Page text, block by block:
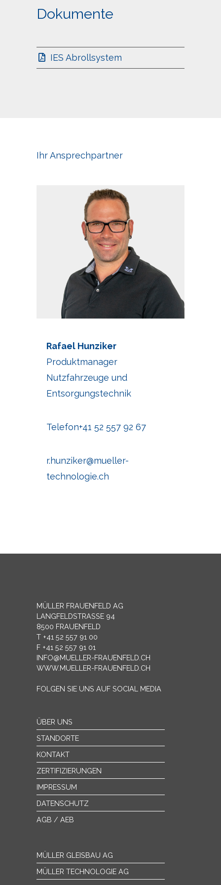
Dokumente
IES Abrollsystem
Ihr Ansprechpartner
Rafael Hunziker
Produktmanager
Nutzfahrzeuge und
Entsorgungstechnik
Telefon+41 52 557 92 67
r.hunziker@mueller-
technologie.ch
MÜLLER FRAUENFELD AG
LANGFELDSTRASSE 94
8500 FRAUENFELD
T +41 52 557 91 00
F +41 52 557 91 01
INFO@MUELLER-FRAUENFELD.CH
WWW.MUELLER-FRAUENFELD.CH
FOLGEN SIE UNS AUF SOCIAL MEDIA
ÜBER UNS
STANDORTE
KONTAKT
ZERTIFIZIERUNGEN
IMPRESSUM
DATENSCHUTZ
AGB / AEB
MÜLLER GLEISBAU AG
MÜLLER TECHNOLOGIE AG